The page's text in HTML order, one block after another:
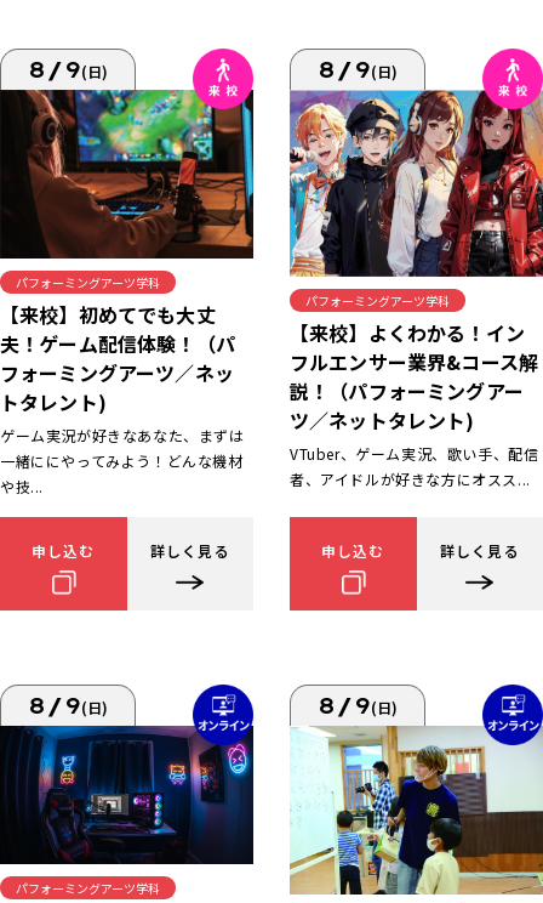
8/9(日)
パフォーミングアーツ学科
【来校】初めてでも大丈
夫！ゲーム配信体験！（パ
フォーミングアーツ／ネッ
トタレント)
ゲーム実況が好きなあなた、まずは
一緒ににやってみよう！どんな機材
や技...
申し込む 詳しく見る
8/9(日)
パフォーミングアーツ学科
【来校】よくわかる！イン
フルエンサー業界&コース解
説！（パフォーミングアー
ツ／ネットタレント)
VTuber、ゲーム実況、歌い手、配信
者、アイドルが好きな方にオスス...
申し込む 詳しく見る
8/9(日)
パフォーミングアーツ学科
8/9(日)